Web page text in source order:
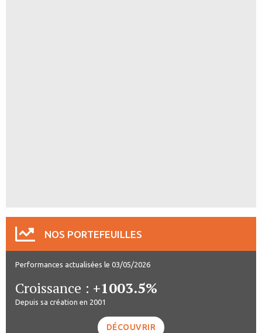
NOS PORTEFEUILLES
Performances actualisées le 03/05/2026
Croissance : +1003.5%
Depuis sa création en 2001
DÉCOUVRIR